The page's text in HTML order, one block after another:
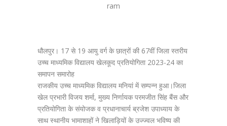
ram
धौलपुर। 17 से 19 आयु वर्ग के छात्रों की 67वीं जिला स्तरीय
उच्च माध्यमिक विद्यालय खेलकूद प्रतियोगिता 2023-24 का
समापन समारोह
राजकीय उच्च माध्यमिक विद्यालय मनियां में सम्पन्न हुआ।जिला
खेल प्रभारी विजय शर्मा, मुख्य निर्णायक परमजीत सिंह बैंस और
प्रतियोगिता के संयोजक व प्रधानाचार्य ब्रजेश उपाध्याय के
साथ स्थानीय भामाशाहों ने खिलाड़ियों के उज्ज्वल भविष्य की